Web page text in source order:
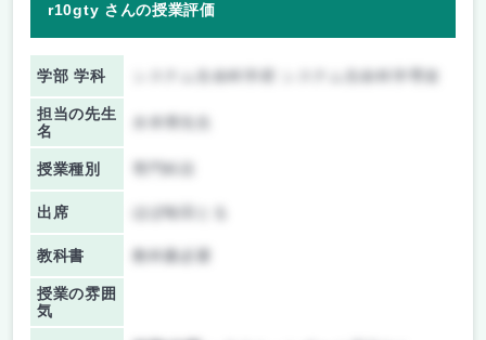
r10gty さんの授業評価
学部 学科 システム生命科学府 システム生命科学専攻
担当の先生
名
授業種別
出席 ほぼ毎回とる
教科書 教科書必要
授業の雰囲
気